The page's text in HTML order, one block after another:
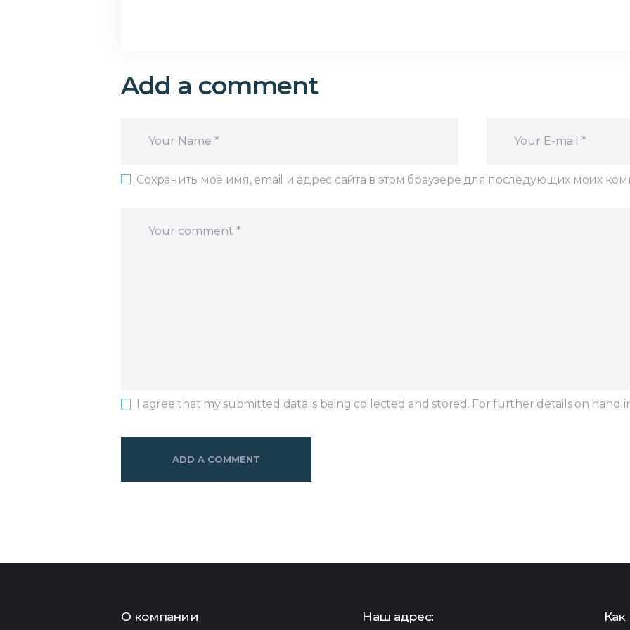
Add a comment
Сохранить моё имя, email и адрес сайта в этом браузере для последующих моих
I agree that my submitted data is being collected and stored. For further details on
О компании Наш адрес: Как